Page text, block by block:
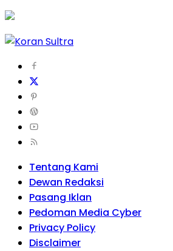
Tentang Kami
Dewan Redaksi
Pasang Iklan
Pedoman Media Cyber
Privacy Policy
Disclaimer